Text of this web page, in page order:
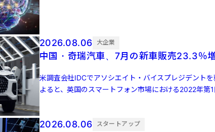
増 […]
2026.08.06 大企業
中国・奇瑞汽車、7月の新車販売23.3％
米調査会社IDCでアソシエイト・バイスプレジデント
よると、英国のスマートフォン市場における2022年
2026.08.06 スタートアップ